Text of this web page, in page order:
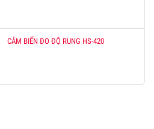
CẢM BIẾN ĐO ĐỘ RUNG HS-420